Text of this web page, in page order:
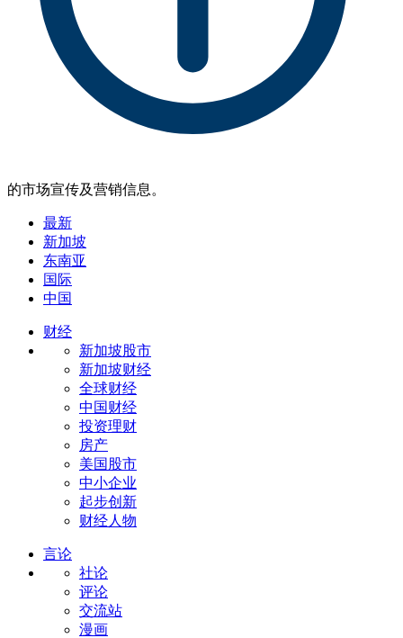
的市场宣传及营销信息。
最新
新加坡
东南亚
国际
中国
财经
新加坡股市
新加坡财经
全球财经
中国财经
投资理财
房产
美国股市
中小企业
起步创新
财经人物
言论
社论
评论
交流站
漫画